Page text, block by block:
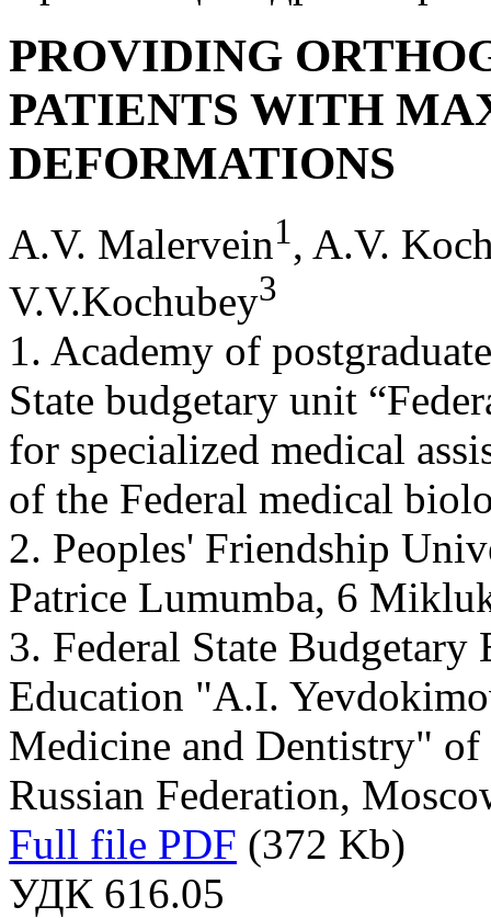
PROVIDING
PATIENTS WITH
DEFORMATIONS
A.V. Malervein1, A.V.
V.V.Kochubey3
1. Academy of
State budgetary unit
for specialized medical
of the Federal medical
2. Peoples' Friendship
Patrice Lumumba, 6
3. Federal State
Education "A.I.
Medicine and Dentistry"
Russian Federation,
Full file PDF (372 Kb)
УДК 616.05